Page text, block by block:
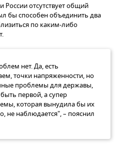
отсутствует общий
бы способен объединить два
по каким-либо
нет. Да, есть
точки напряженности, но
проблемы для державы,
первой, а супер
которая вынудила бы их
не наблюдается", – пояснил